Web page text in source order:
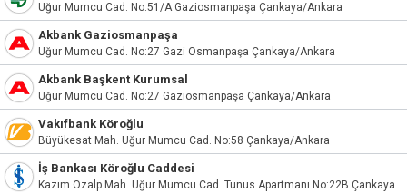
Uğur Mumcu Cad. No:51/A Gaziosmanpaşa Çankaya/Ankara
Akbank Gaziosmanpaşa
Uğur Mumcu Cad. No:27 Gazi Osmanpaşa Çankaya/Ankara
Akbank Başkent Kurumsal
Uğur Mumcu Cad. No:27 Gaziosmanpaşa Çankaya/Ankara
Vakıfbank Köroğlu
Büyükesat Mah. Uğur Mumcu Cad. No:58 Çankaya/Ankara
İş Bankası Köroğlu Caddesi
Kazım Özalp Mah. Uğur Mumcu Cad. Tunus Apartmanı No:22B Çankaya